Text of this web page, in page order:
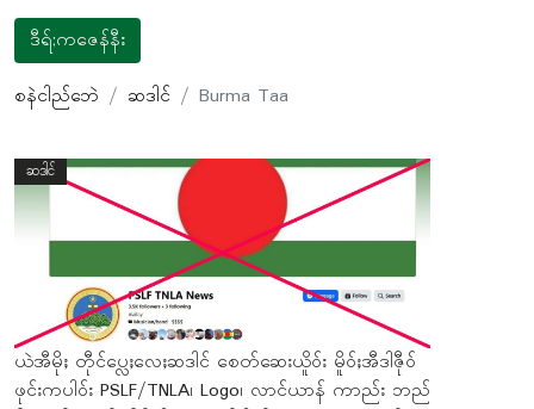
ဒီရ်;ကဇေန်နီး
စနဲငါည်ဘေဲ
ဆဒါင် Burma Taa
ဆဒါင်
ယဲအီမိုႈ တီုင်ပ္လေႈလေႈဆဒါင် စေတ်ဆေးယိူဝ်း မိူဝ်ႈအီဒါဇီုဝ်
ဖုင်းကပါဝ်း PSLF/TNLA၊ Logo၊ လာင်ယာန် ကာည်း ဘည်